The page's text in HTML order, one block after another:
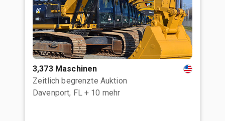
3,373 Maschinen
Zeitlich begrenzte Auktion
Davenport, FL + 10 mehr